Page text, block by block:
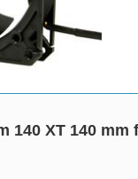
140 XT 140 mm